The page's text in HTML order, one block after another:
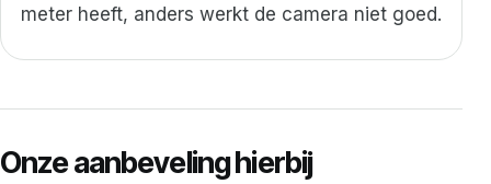
meter heeft, anders werkt de camera niet goed.
Onze aanbeveling hierbij